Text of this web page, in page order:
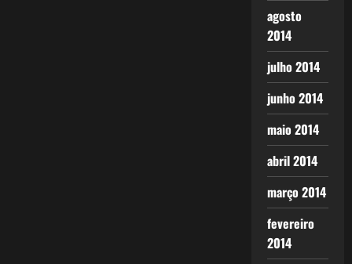
agosto
2014
julho 2014
junho 2014
maio 2014
abril 2014
março 2014
fevereiro
2014